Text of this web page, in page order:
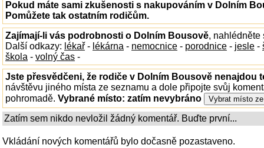
Pokud máte sami zkušenosti s nakupováním v Dolním
Pomůžete tak ostatním rodičům.
Zajímají-li vás podrobnosti o Dolním Bousově, nahlédněte
Další odkazy: lékař - lékárna - nemocnice - porodnice - jesle -
škola - volný čas -
Jste přesvědčeni, že rodiče v Dolním Bousově nenajdou
návštěvu jiného místa ze seznamu a dole připojte svůj
pohromadě. Vybrané místo: zatím nevybráno
Zatím sem nikdo nevložil žádný komentář. Buďte první...
Vkládání nových komentářů bylo dočasně pozastaveno.